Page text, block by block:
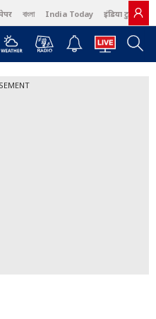
বাংলা India Today इंडिया टुडे हिंदी